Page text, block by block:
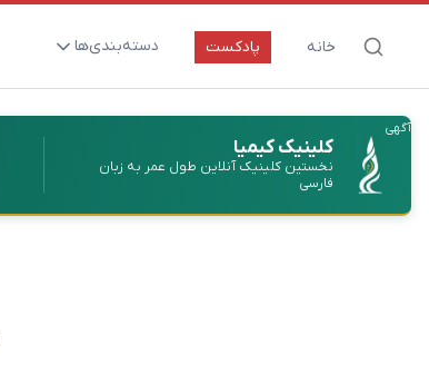
خانه پادکست دسته‌بندی‌ها
ارتقای سلامت و طول عمر
بیماری‌ها و پاتوژن‌ها
تغذیه و مکمل‌ها
آگهی
کلینیک کیمیا
نخستین کلینیک آنلاین طول عمر به زبان
فارسی